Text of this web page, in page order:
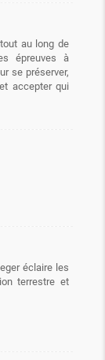
au long de
épreuves à
se préserver,
accepter qui
éclaire les
terrestre et